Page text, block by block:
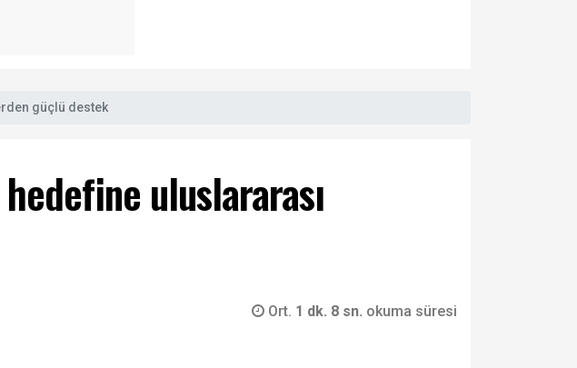
güçlü destek
uluslararası
Ort. 1 dk. 8 sn. okuma süresi